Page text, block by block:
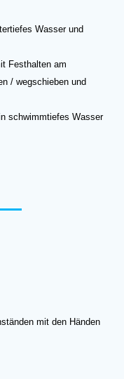
Wasser und
Festhalten am
/ wegschieben und
schwimmtiefes Wasser
mit den Händen